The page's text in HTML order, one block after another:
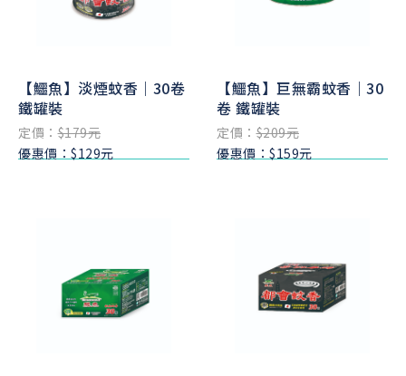
【鱷魚】淡煙蚊香｜30卷
鐵罐裝
定價：$179元
優惠價：$129元
【鱷魚】巨無霸蚊香｜30
卷 鐵罐裝
定價：$209元
優惠價：$159元